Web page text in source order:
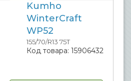
Kumho
WinterCraft
WP52
155/70/R13 75T
Код товара: 15906432